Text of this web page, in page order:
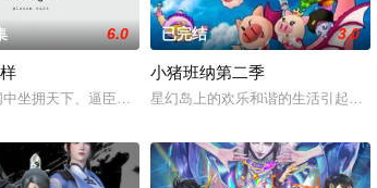
强（谭笑 配音）也想回家过
据二十四史等文献资料编绘的历史漫画，旨在向青年读者普
6.0
坐拥天下、逼臣为妃的女帝，遭报应了……昔日旧人纷纷
已完结 3.0
小猪班纳第二季
星幻岛上的欢乐和谐的生活引起了